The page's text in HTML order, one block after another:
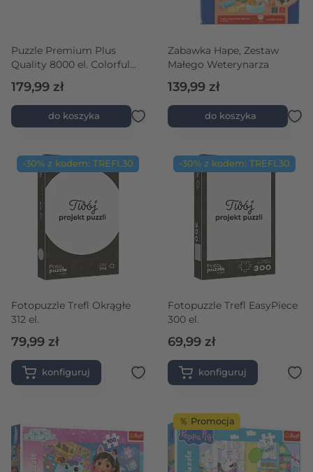
Puzzle Premium Plus
Quality 8000 el. Colorful
179,99 zł
do koszyka
Zabawka Hape, Zestaw
Małego Weterynarza
139,99 zł
do koszyka
-30% z kodem: TREFL30
Fotopuzzle Trefl Okrągłe
312 el.
79,99 zł
konfiguruj
-30% z kodem: TREFL30
Fotopuzzle Trefl EasyPiece
300 el.
69,99 zł
konfiguruj
％ Promocja